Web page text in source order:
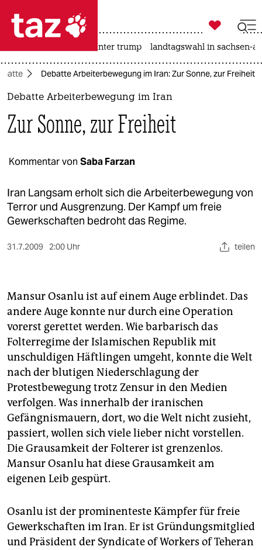
 taz zahl ich
taz zahl ich
politik
öko
gesellschaft
kultur
nord
wahrheit
verlag
verlag
veranstaltungen
shop
fragen & hilfe
unterstützen
abo
epaper login

taz zahl ich
usa unter trump landtagswahl in sachsen-
Debatte Arbeiterbewegung im Iran: Zur Sonne, zur Freiheit
Debatte Arbeiterbewegung im Iran
Zur Sonne, zur Freiheit
Kommentar von Saba Farzan
Iran Langsam erholt sich die Arbeiterbewegung von
Terror und Ausgrenzung. Der Kampf um freie
Gewerkschaften bedroht das Regime.
31.7.2009 2:00 Uhr teilen
Mansur Osanlu ist auf einem Auge erblindet. Das
andere Auge konnte nur durch eine Operation
vorerst gerettet werden. Wie barbarisch das
Folterregime der Islamischen Republik mit
unschuldigen Häftlingen umgeht, konnte die Welt
nach der blutigen Niederschlagung der
Protestbewegung trotz Zensur in den Medien
verfolgen. Was innerhalb der iranischen
Gefängnismauern, dort, wo die Welt nicht zusieht,
passiert, wollen sich viele lieber nicht vorstellen.
Die Grausamkeit der Folterer ist grenzenlos.
Mansur Osanlu hat diese Grausamkeit am
eigenen Leib gespürt.
Osanlu ist der prominenteste Kämpfer für freie
Gewerkschaften im Iran. Er ist Gründungsmitglied
und Präsident der Syndicate of Workers of Teheran